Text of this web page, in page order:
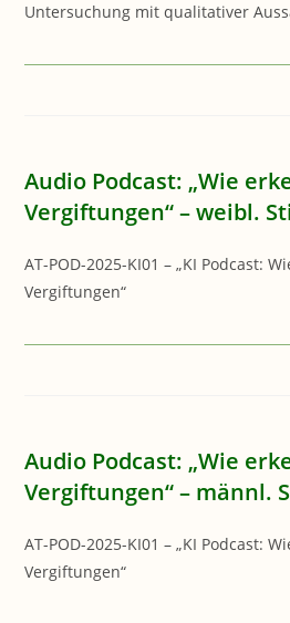
Untersuchung mit qualitativer
Audio Podcast: „Wie
Vergiftungen“ – weibl.
AT-POD-2025-KI01 – „KI Podcast:
Vergiftungen“
Audio Podcast: „Wie
Vergiftungen“ – männl.
AT-POD-2025-KI01 – „KI Podcast:
Vergiftungen“